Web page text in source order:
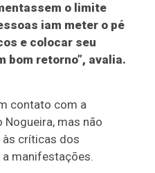
o limite
iam meter o pé
e colocar seu
bom retorno”, avalia.
contato com a
mas não
às críticas dos
a manifestações.